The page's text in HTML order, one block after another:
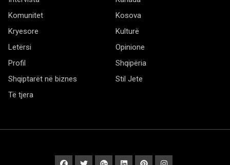
Komunitet
Kosova
Kryesore
Kulturë
Letërsi
Opinione
Profil
Shqipëria
Shqiptarët në biznes
Stil Jete
Të tjera